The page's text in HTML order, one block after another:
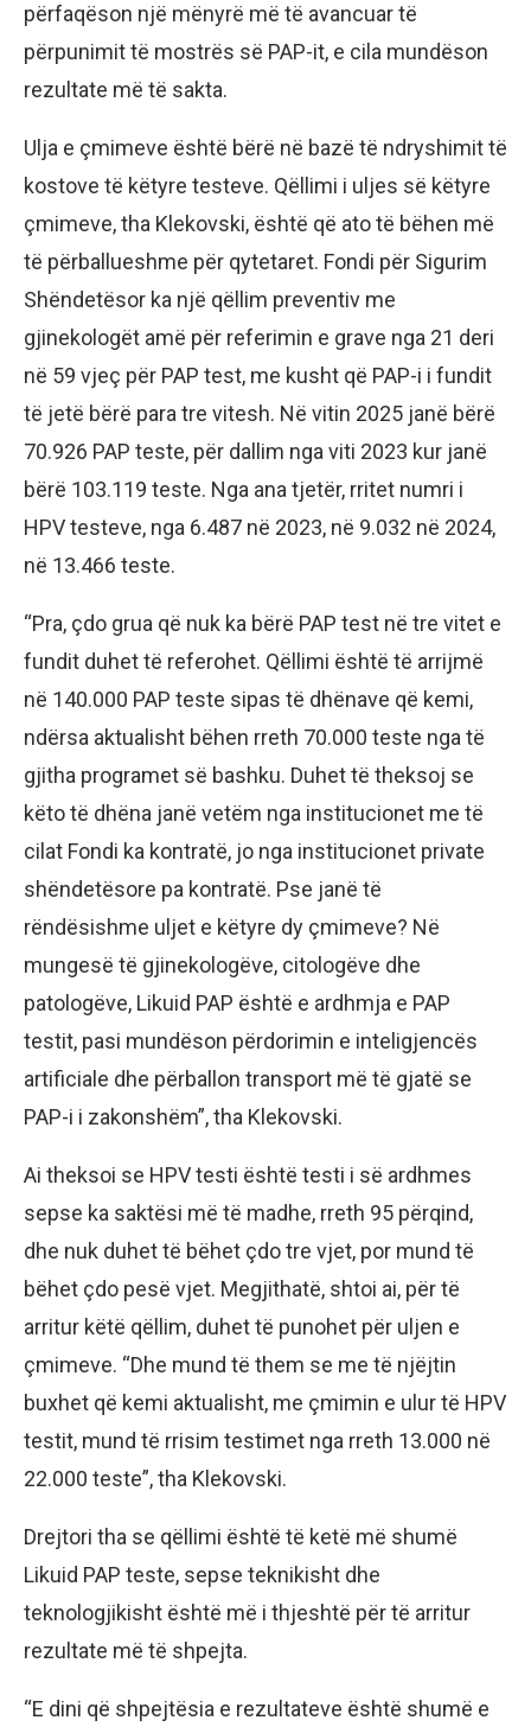
përfaqëson një mënyrë më të avancuar të
përpunimit të mostrës së PAP-it, e cila mundëson
rezultate më të sakta.
Ulja e çmimeve është bërë në bazë të ndryshimit të
kostove të këtyre testeve. Qëllimi i uljes së këtyre
çmimeve, tha Klekovski, është që ato të bëhen më
të përballueshme për qytetaret. Fondi për Sigurim
Shëndetësor ka një qëllim preventiv me
gjinekologët amë për referimin e grave nga 21 deri
në 59 vjeç për PAP test, me kusht që PAP-i i fundit
të jetë bërë para tre vitesh. Në vitin 2025 janë bërë
70.926 PAP teste, për dallim nga viti 2023 kur janë
bërë 103.119 teste. Nga ana tjetër, rritet numri i
HPV testeve, nga 6.487 në 2023, në 9.032 në 2024,
në 13.466 teste.
“Pra, çdo grua që nuk ka bërë PAP test në tre vitet e
fundit duhet të referohet. Qëllimi është të arrijmë
në 140.000 PAP teste sipas të dhënave që kemi,
ndërsa aktualisht bëhen rreth 70.000 teste nga të
gjitha programet së bashku. Duhet të theksoj se
këto të dhëna janë vetëm nga institucionet me të
cilat Fondi ka kontratë, jo nga institucionet private
shëndetësore pa kontratë. Pse janë të
rëndësishme uljet e këtyre dy çmimeve? Në
mungesë të gjinekologëve, citologëve dhe
patologëve, Likuid PAP është e ardhmja e PAP
testit, pasi mundëson përdorimin e inteligjencës
artificiale dhe përballon transport më të gjatë se
PAP-i i zakonshëm”, tha Klekovski.
Ai theksoi se HPV testi është testi i së ardhmes
sepse ka saktësi më të madhe, rreth 95 përqind,
dhe nuk duhet të bëhet çdo tre vjet, por mund të
bëhet çdo pesë vjet. Megjithatë, shtoi ai, për të
arritur këtë qëllim, duhet të punohet për uljen e
çmimeve. “Dhe mund të them se me të njëjtin
buxhet që kemi aktualisht, me çmimin e ulur të HPV
testit, mund të rrisim testimet nga rreth 13.000 në
22.000 teste”, tha Klekovski.
Drejtori tha se qëllimi është të ketë më shumë
Likuid PAP teste, sepse teknikisht dhe
teknologjikisht është më i thjeshtë për të arritur
rezultate më të shpejta.
“E dini që shpejtësia e rezultateve është shumë e